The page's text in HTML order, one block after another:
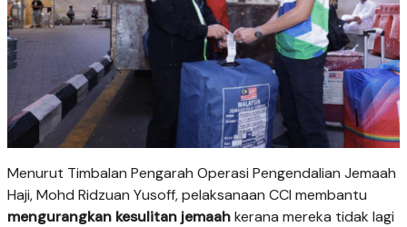
Menurut Timbalan Pengarah Operasi Pengendalian Jemaah
Haji, Mohd Ridzuan Yusoff, pelaksanaan CCI membantu
mengurangkan kesulitan jemaahkerana mereka tidak lagi